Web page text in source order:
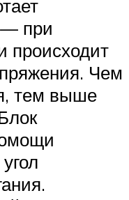
— при
происходит
Чем
тем выше